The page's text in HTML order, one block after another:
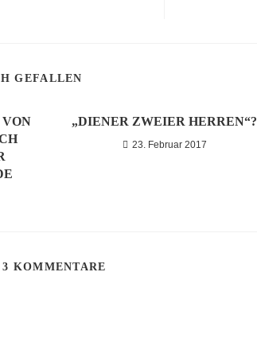
GEFALLEN
„DIENER ZWEIER HERREN“?
23. Februar 2017
KOMMENTARE